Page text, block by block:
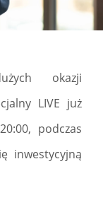
okazji
LIVE już
podczas
inwestycyjną